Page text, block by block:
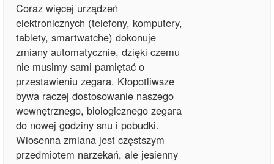
Coraz więcej urządzeń
elektronicznych (telefony, komputery,
tablety, smartwatche) dokonuje
zmiany automatycznie, dzięki czemu
nie musimy sami pamiętać o
przestawieniu zegara. Kłopotliwsze
bywa raczej dostosowanie naszego
wewnętrznego, biologicznego zegara
do nowej godziny snu i pobudki.
Wiosenna zmiana jest częstszym
przedmiotem narzekań, ale jesienny